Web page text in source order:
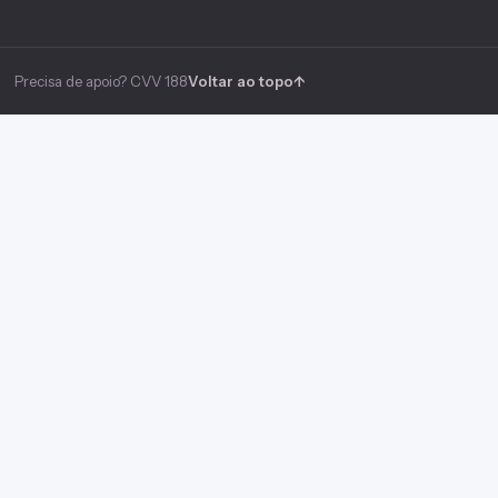
Precisa de apoio? CVV 188Voltar ao topo↑